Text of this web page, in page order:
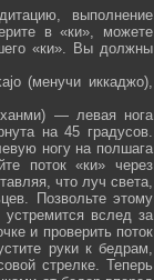
выполнение
в «ки», можете
«ки». Вы должны
(менучи иккаджо),
ханми) — левая нога
на 45 градусов.
ногу на полшага
поток «ки» через
что луч света,
Позвольте этому
вслед за
и проверить поток
руки к бедрам,
стрелке. Теперь